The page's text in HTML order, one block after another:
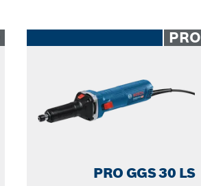
PRO
PRO GGS 30 LS